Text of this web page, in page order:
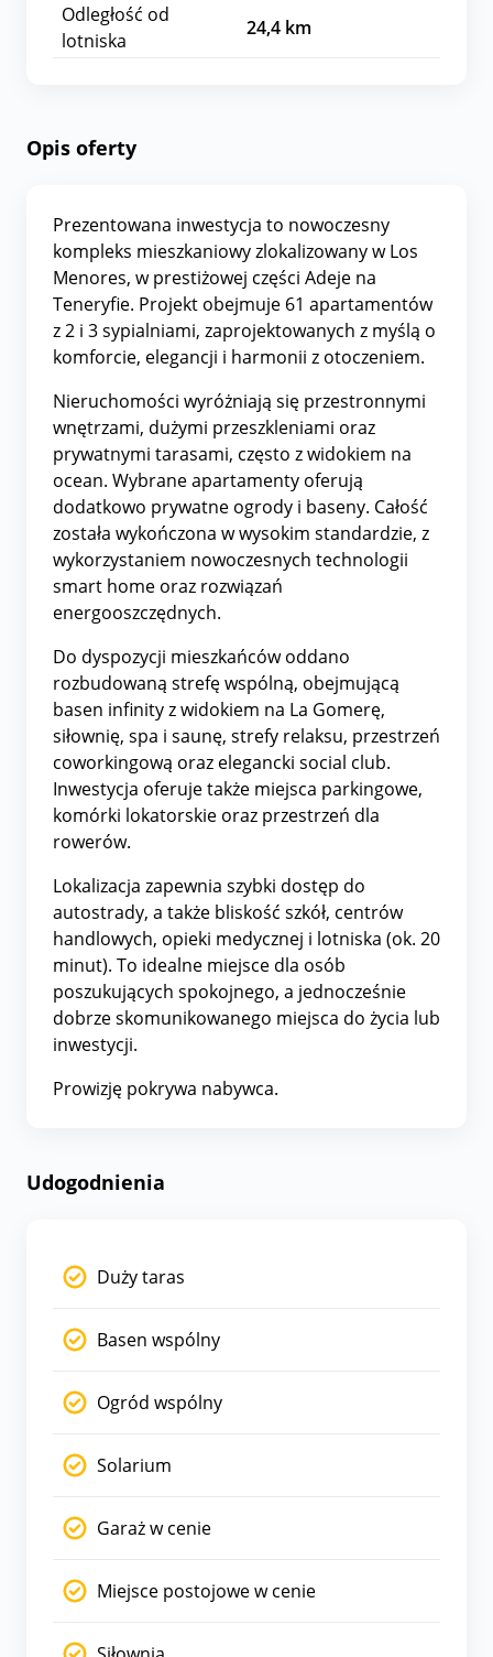
Odległość od
lotniska
24,4 km
Opis oferty
Prezentowana inwestycja to nowoczesny
kompleks mieszkaniowy zlokalizowany w Los
Menores, w prestiżowej części Adeje na
Teneryfie. Projekt obejmuje 61 apartamentów
z 2 i 3 sypialniami, zaprojektowanych z myślą o
komforcie, elegancji i harmonii z otoczeniem.
Nieruchomości wyróżniają się przestronnymi
wnętrzami, dużymi przeszkleniami oraz
prywatnymi tarasami, często z widokiem na
ocean. Wybrane apartamenty oferują
dodatkowo prywatne ogrody i baseny. Całość
została wykończona w wysokim standardzie, z
wykorzystaniem nowoczesnych technologii
smart home oraz rozwiązań
energooszczędnych.
Do dyspozycji mieszkańców oddano
rozbudowaną strefę wspólną, obejmującą
basen infinity z widokiem na La Gomerę,
siłownię, spa i saunę, strefy relaksu, przestrzeń
coworkingową oraz elegancki social club.
Inwestycja oferuje także miejsca parkingowe,
komórki lokatorskie oraz przestrzeń dla
rowerów.
Lokalizacja zapewnia szybki dostęp do
autostrady, a także bliskość szkół, centrów
handlowych, opieki medycznej i lotniska (ok. 20
minut). To idealne miejsce dla osób
poszukujących spokojnego, a jednocześnie
dobrze skomunikowanego miejsca do życia lub
inwestycji.
Prowizję pokrywa nabywca.
Udogodnienia
Duży taras
Basen wspólny
Ogród wspólny
Solarium
Garaż w cenie
Miejsce postojowe w cenie